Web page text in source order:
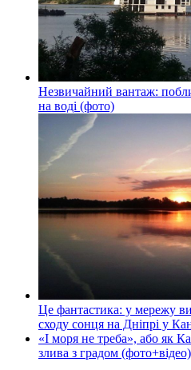
Незвичайний вантаж:
на воді (фото)
Це фантастика: у мережу
сходу сонця на Дніпрі у
«І моря не треба», або як
злива з градом (фото+відео)